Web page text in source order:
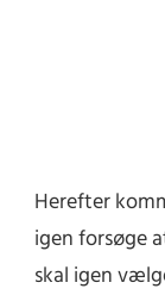
Herefter
igen forsøge
skal igen